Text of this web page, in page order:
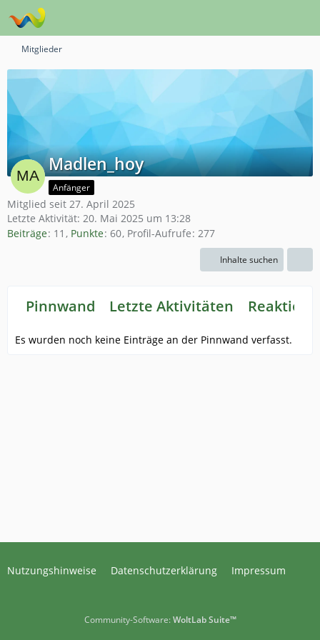
Mitglieder
Madlen_hoy
Anfänger
Mitglied seit 27. April 2025
Letzte Aktivität: 20. Mai 2025 um 13:28
Beiträge 11 Punkte 60 Profil-Aufrufe 277
Inhalte suchen
Pinnwand Letzte Aktivitäten
Es wurden noch keine Einträge an der Pinnwand verfasst.
Nutzungshinweise Datenschutzerklärung Impressum
Community-Software:WoltLab Suite™